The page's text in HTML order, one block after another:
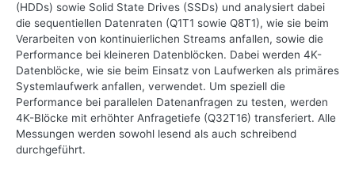
(HDDs) sowie Solid State Drives (SSDs) und analysiert dabei
die sequentiellen Datenraten (Q1T1 sowie Q8T1), wie sie beim
Verarbeiten von kontinuierlichen Streams anfallen, sowie die
Performance bei kleineren Datenblöcken. Dabei werden 4K-
Datenblöcke, wie sie beim Einsatz von Laufwerken als primäres
Systemlaufwerk anfallen, verwendet. Um speziell die
Performance bei parallelen Datenanfragen zu testen, werden
4K-Blöcke mit erhöhter Anfragetiefe (Q32T16) transferiert. Alle
Messungen werden sowohl lesend als auch schreibend
durchgeführt.